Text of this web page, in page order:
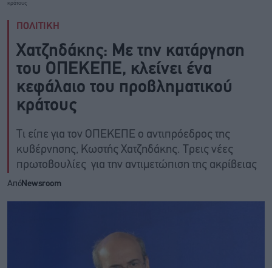
κράτους
ΠΟΛΙΤΙΚΗ
Xατζηδάκης: Με την κατάργηση
του ΟΠΕΚΕΠΕ, κλείνει ένα
κεφάλαιο του προβληματικού
κράτους
Τι είπε για τον ΟΠΕΚΕΠΕ ο αντιπρόεδρος της
κυβέρνησης, Κωστής Χατζηδάκης. Τρεις νέες
πρωτοβουλίες για την αντιμετώπιση της ακρίβειας
ΑπόNewsroom